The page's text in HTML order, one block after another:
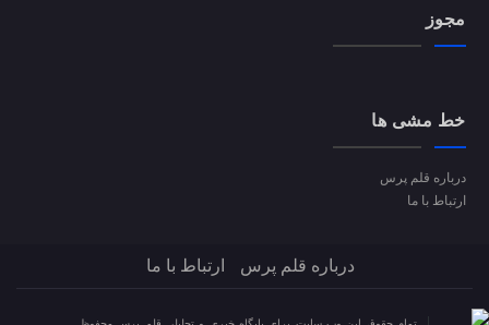
مجوز
خط مشی ها
درباره قلم پرس
ارتباط با ما
درباره قلم پرس ارتباط با ما